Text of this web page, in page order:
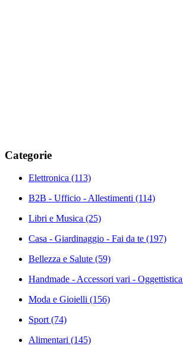
Categorie
Elettronica (113)
B2B - Ufficio - Allestimenti (114)
Libri e Musica (25)
Casa - Giardinaggio - Fai da te (197)
Bellezza e Salute (59)
Handmade - Accessori vari - Oggettistica
Moda e Gioielli (156)
Sport(74)
Alimentari (145)